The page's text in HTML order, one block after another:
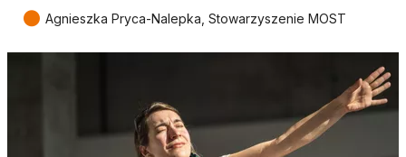
● Agnieszka Pryca-Nalepka, Stowarzyszenie MOST